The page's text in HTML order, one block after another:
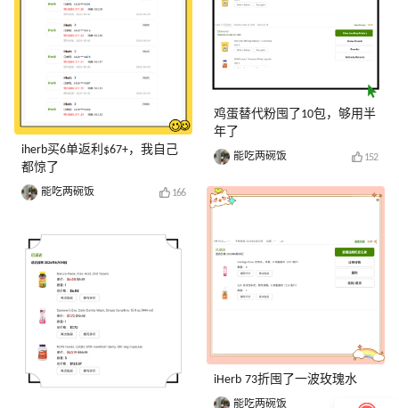
iherb买6单返利$67+，我自己
都惊了
能吃两碗饭 166
鸡蛋替代粉囤了10包，够用半
年了
能吃两碗饭 152
iHerb 73折囤了一波玫瑰水
能吃两碗饭 148